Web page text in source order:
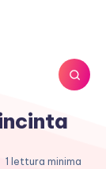
1 lettura minima